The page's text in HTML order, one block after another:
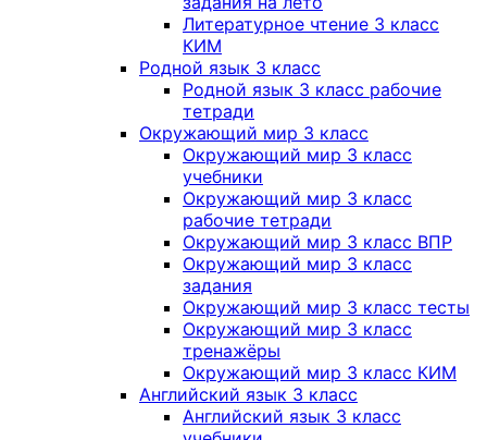
Литературное чтение 3 класс
КИМ
Родной язык 3 класс
Родной язык 3 класс рабочие
тетради
Окружающий мир 3 класс
Окружающий мир 3 класс
учебники
Окружающий мир 3 класс
рабочие тетради
Окружающий мир 3 класс ВПР
Окружающий мир 3 класс
задания
Окружающий мир 3 класс тесты
Окружающий мир 3 класс
тренажёры
Окружающий мир 3 класс КИМ
Английский язык 3 класс
Английский язык 3 класс